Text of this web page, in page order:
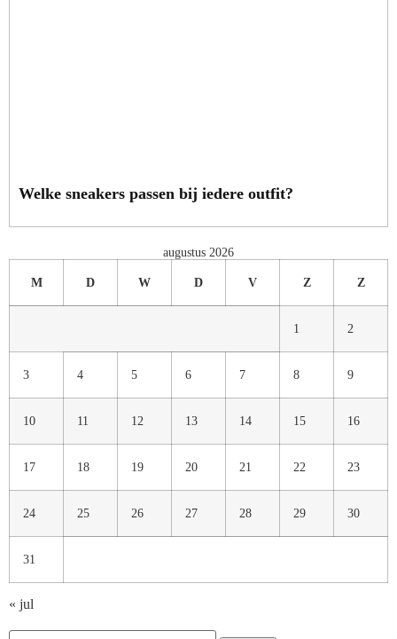
Welke sneakers passen bij iedere outfit?
augustus 2026
M D W D V Z Z
1 2
3 4 5 6 7 8 9
10 11 12 13 14 15 16
17 18 19 20 21 22 23
24 25 26 27 28 29 30
31
« jul